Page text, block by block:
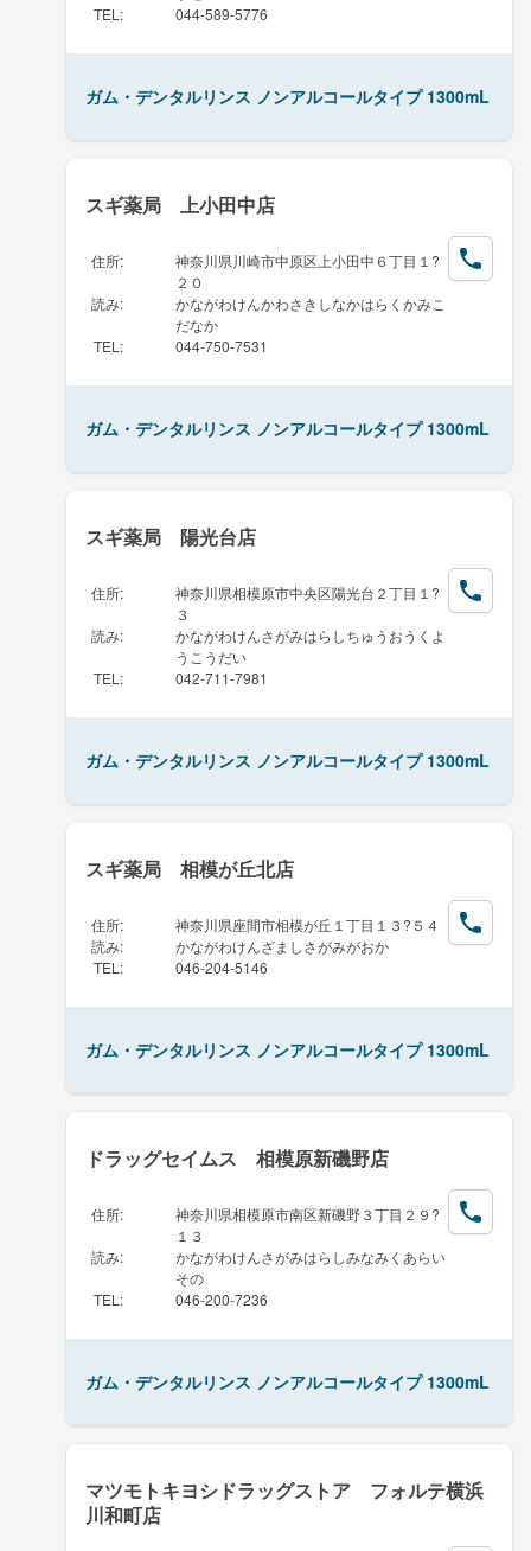
TEL : 044-589-5776
ガム・デンタルリンス ノンアルコールタイプ 1300mL
スギ薬局 上小田中店
住所:
神奈川県川崎市中原区上小田中６丁目１?
２０
読み:
かながわけんかわさきしなかはらくかみこ
だなか
TEL : 044-750-7531
ガム・デンタルリンス ノンアルコールタイプ 1300mL
スギ薬局 陽光台店
住所:
神奈川県相模原市中央区陽光台２丁目１?
３
読み:
かながわけんさがみはらしちゅうおうくよ
うこうだい
TEL : 042-711-7981
ガム・デンタルリンス ノンアルコールタイプ 1300mL
スギ薬局 相模が丘北店
住所:
神奈川県座間市相模が丘１丁目１３?５４
読み:
かながわけんざましさがみがおか
TEL : 046-204-5146
ガム・デンタルリンス ノンアルコールタイプ 1300mL
ドラッグセイムス 相模原新磯野店
住所:
神奈川県相模原市南区新磯野３丁目２９?
１３
読み:
かながわけんさがみはらしみなみくあらい
その
TEL : 046-200-7236
ガム・デンタルリンス ノンアルコールタイプ 1300mL
マツモトキヨシドラッグストア フォルテ横浜
川和町店